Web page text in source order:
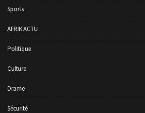
Sports
AFRIK'ACTU
Politique
Culture
Drame
Sécurité